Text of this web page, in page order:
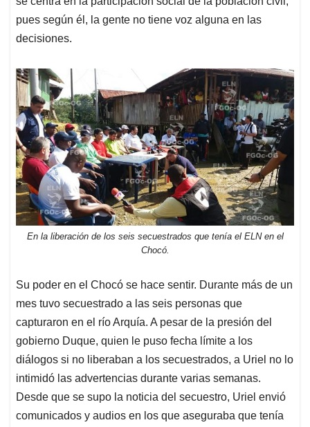
pues según él, la gente no tiene voz alguna en las
decisiones.
En la liberación de los seis secuestrados que tenía el ELN en el
Chocó.
Su poder en el Chocó se hace sentir. Durante más de un
mes tuvo secuestrado a las seis personas que
capturaron en el río Arquía. A pesar de la presión del
gobierno Duque, quien le puso fecha límite a los
diálogos si no liberaban a los secuestrados, a Uriel no lo
intimidó las advertencias durante varias semanas.
Desde que se supo la noticia del secuestro, Uriel envió
comunicados y audios en los que aseguraba que tenía